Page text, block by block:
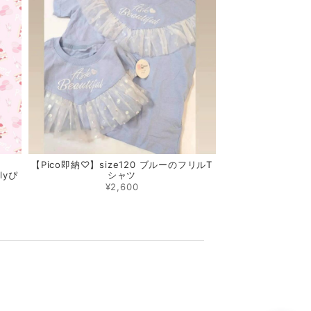
ぴ
【Pico即納♡】size120 ブルーのフリルT
シャツ
¥2,600